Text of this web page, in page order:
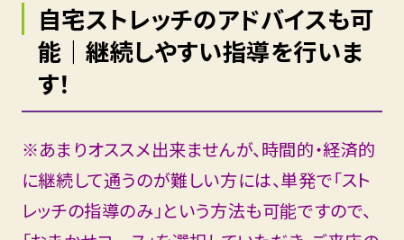
自宅ストレッチのアドバイスも可
能｜継続しやすい指導を行いま
す！
※あまりオススメ出来ませんが、時間的・経済的
に継続して通うのが難しい方には、単発で「スト
レッチの指導のみ」という方法も可能ですので、